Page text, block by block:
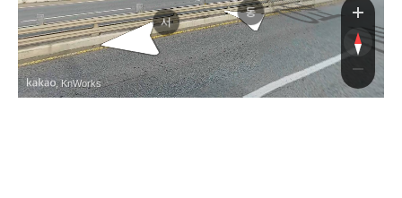
서
동
, KnWorks